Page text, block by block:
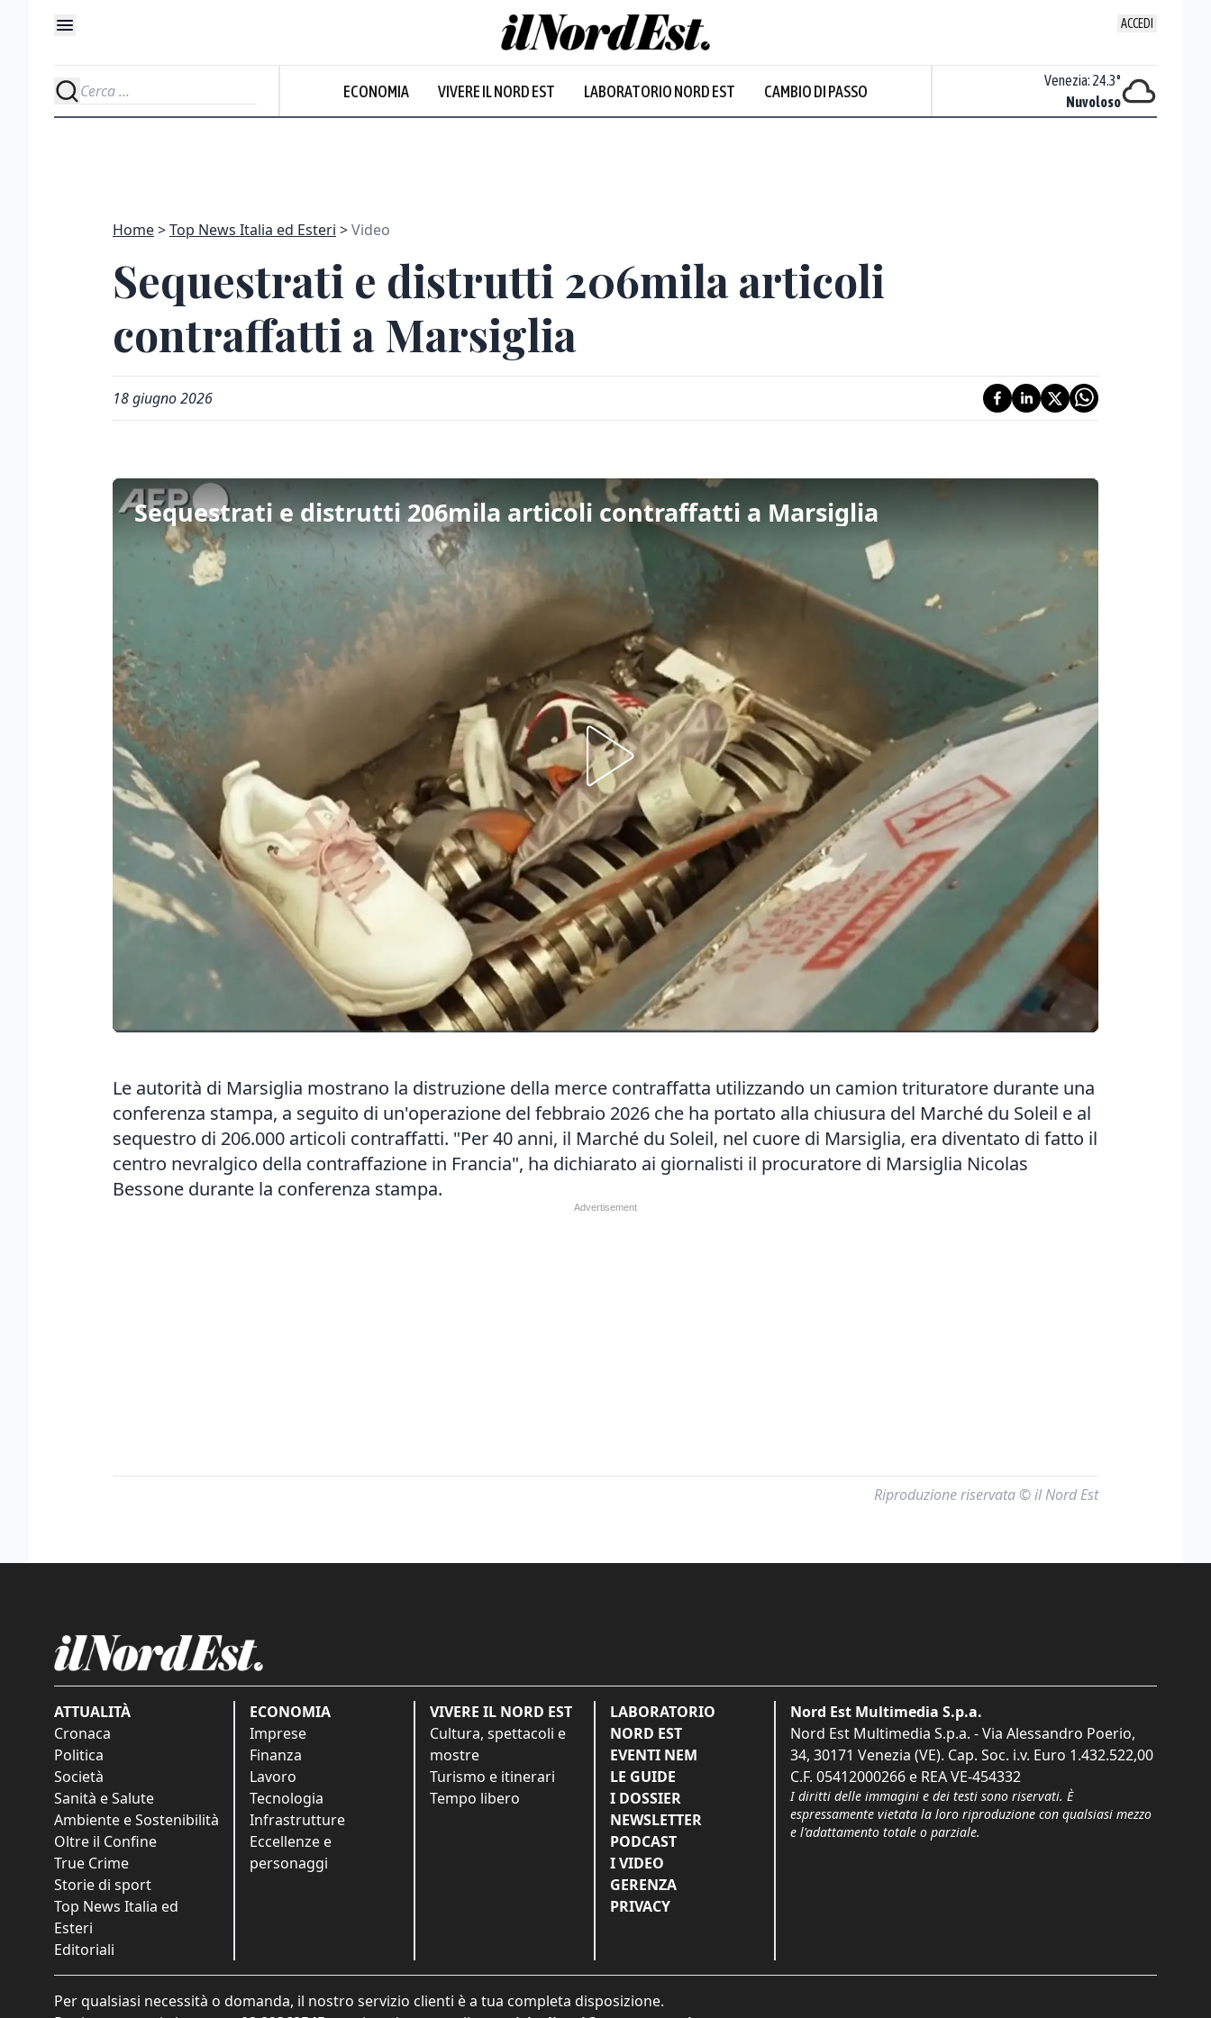
ACCEDI
ECONOMIA VIVERE IL NORD EST LABORATORIO NORD EST CAMBIO DI PASSO
Nuvoloso
Venezia: 24.3°
Nuvoloso
Home Top News Italia ed Esteri Video
Sequestrati e distrutti 206mila articoli
contraffatti a Marsiglia
18 giugno 2026
Sequestrati e distrutti 206mila articoli contraffatti a Marsiglia
Le autorità di Marsiglia mostrano la distruzione della merce contraffatta utilizzando un camion trituratore durante una
conferenza stampa, a seguito di un'operazione del febbraio 2026 che ha portato alla chiusura del Marché du Soleil e al
sequestro di 206.000 articoli contraffatti. "Per 40 anni, il Marché du Soleil, nel cuore di Marsiglia, era diventato di fatto il
centro nevralgico della contraffazione in Francia", ha dichiarato ai giornalisti il procuratore di Marsiglia Nicolas
Bessone durante la conferenza stampa.
Riproduzione riservata © il Nord Est
ATTUALITÀ
Cronaca
Politica
Società
Sanità e Salute
Ambiente e Sostenibilità
Oltre il Confine
True Crime
Storie di sport
Top News Italia ed
Esteri
Editoriali
ECONOMIA
Imprese
Finanza
Lavoro
Tecnologia
Infrastrutture
Eccellenze e
personaggi
VIVERE IL NORD EST
Cultura, spettacoli e
mostre
Turismo e itinerari
Tempo libero
LABORATORIO
NORD EST
EVENTI NEM
LE GUIDE
I DOSSIER
NEWSLETTER
PODCAST
I VIDEO
GERENZA
PRIVACY
Nord Est Multimedia S.p.a.
Nord Est Multimedia S.p.a. - Via Alessandro Poerio,
34, 30171 Venezia (VE). Cap. Soc. i.v. Euro 1.432.522,00
C.F. 05412000266 e REA VE-454332
I diritti delle immagini e dei testi sono riservati. È
espressamente vietata la loro riproduzione con qualsiasi mezzo
e l'adattamento totale o parziale.
Per qualsiasi necessità o domanda, il nostro servizio clienti è a tua completa disposizione.